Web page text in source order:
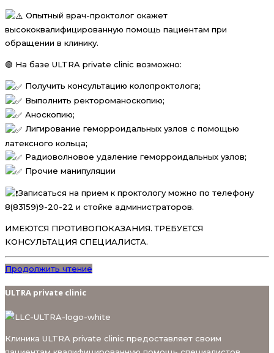
Опытный врач-проктолог окажет
высококвалифицированную помощь пациентам при
обращении в клинику.
🟢 На базе ULTRA private clinic возможно:
Получить консультацию колопроктолога;
Выполнить ректороманоскопию;
Аноскопию;
Лигирование геморроидальных узлов с помощью
латексного кольца;
Радиоволновое удаление геморроидальных узлов;
Прочие манипуляции
Записаться на прием к проктологу можно по телефону
8(83159)9-20-22 и стойке администраторов.
ИМЕЮТСЯ ПРОТИВОПОКАЗАНИЯ. ТРЕБУЕТСЯ
КОНСУЛЬТАЦИЯ СПЕЦИАЛИСТА.
Продолжить чтение
ULTRA private clinic
Клиника ULTRA private clinic предоставляет своим